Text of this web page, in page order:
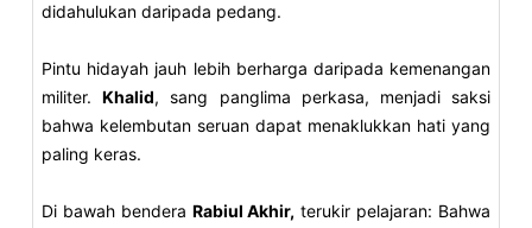
didahulukan daripada pedang.
Pintu hidayah jauh lebih berharga daripada kemenangan
militer.Khalid, sang panglima perkasa, menjadi saksi
bahwa kelembutan seruan dapat menaklukkan hati yang
paling keras.
Di bawah bendera Rabiul Akhir, terukir pelajaran: Bahwa